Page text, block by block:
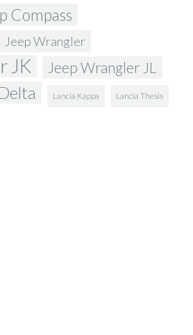
Compass
Jeep Wrangler
JK Jeep Wrangler JL
Lancia Kappa Lancia Thesis